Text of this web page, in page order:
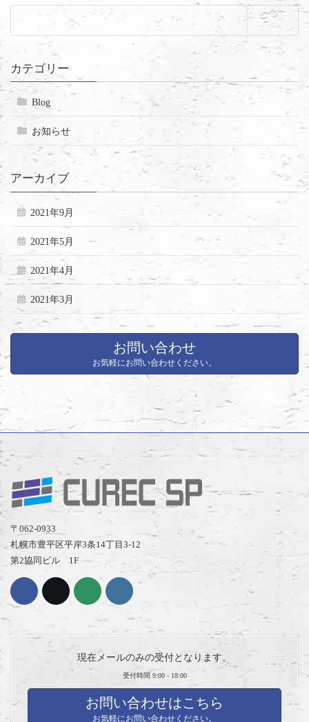
カテゴリー
Blog
お知らせ
アーカイブ
2021年9月
2021年5月
2021年4月
2021年3月
お問い合わせ
お気軽にお問い合わせください。
〒062-0933
札幌市豊平区平岸3条14丁目3-12
第2協同ビル 1F
現在メールのみの受付となります。
受付時間 9:00 - 18:00
お問い合わせはこちら
お気軽にお問い合わせください。